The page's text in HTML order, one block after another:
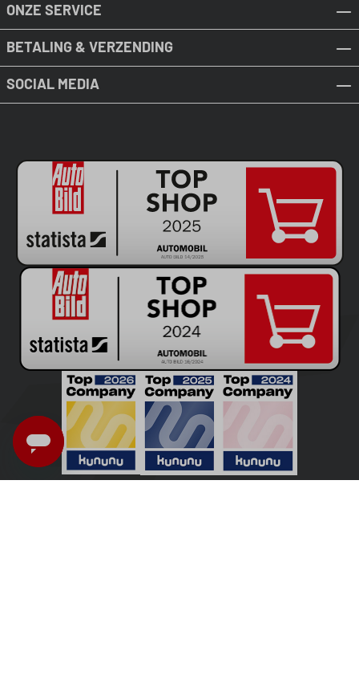
ONZE SERVICE
BETALING & VERZENDING
SOCIAL MEDIA